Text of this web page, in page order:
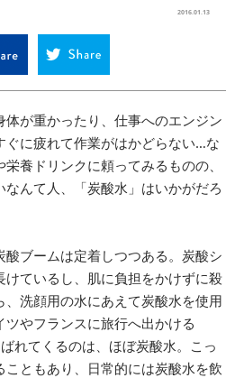
2016.01.13
が重かったり、仕事へのエンジン
ぐに疲れて作業がはかどらない…な
養ドリンクに頼ってみるものの、
んて人、「炭酸水」はいかがだろ
ブームは定着しつつある。炭酸シ
けているし、肌に負担をかけずに殺
洗顔用の水にあえて炭酸水を使用
やフランスに旅行へ出かける
れてくるのは、ほぼ炭酸水。こっ
ともあり、日常的には炭酸水を飲